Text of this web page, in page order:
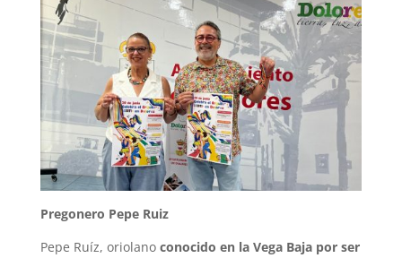
Pregonero Pepe Ruiz
Pepe Ruíz, oriolano conocido en la Vega Baja por ser